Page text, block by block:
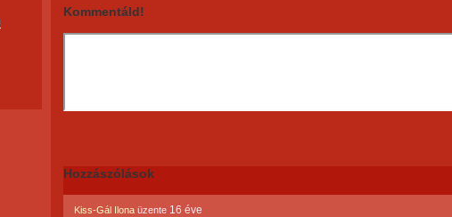
Kommentáld!
Hozzászólások
Kiss-Gál Ilona üzente 16 éve